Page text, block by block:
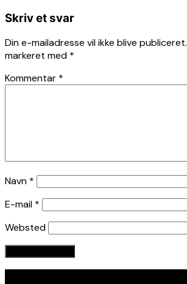
Skriv et svar
Din e-mailadresse vil ikke blive publiceret.
markeret med *
Kommentar *
Navn *
E-mail *
Websted